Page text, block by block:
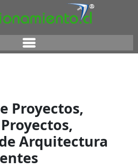
Proyectos,
Arquitectura